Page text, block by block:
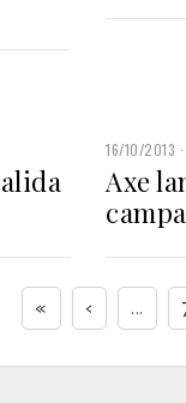
16/10/2013
Axe
« ‹ ...